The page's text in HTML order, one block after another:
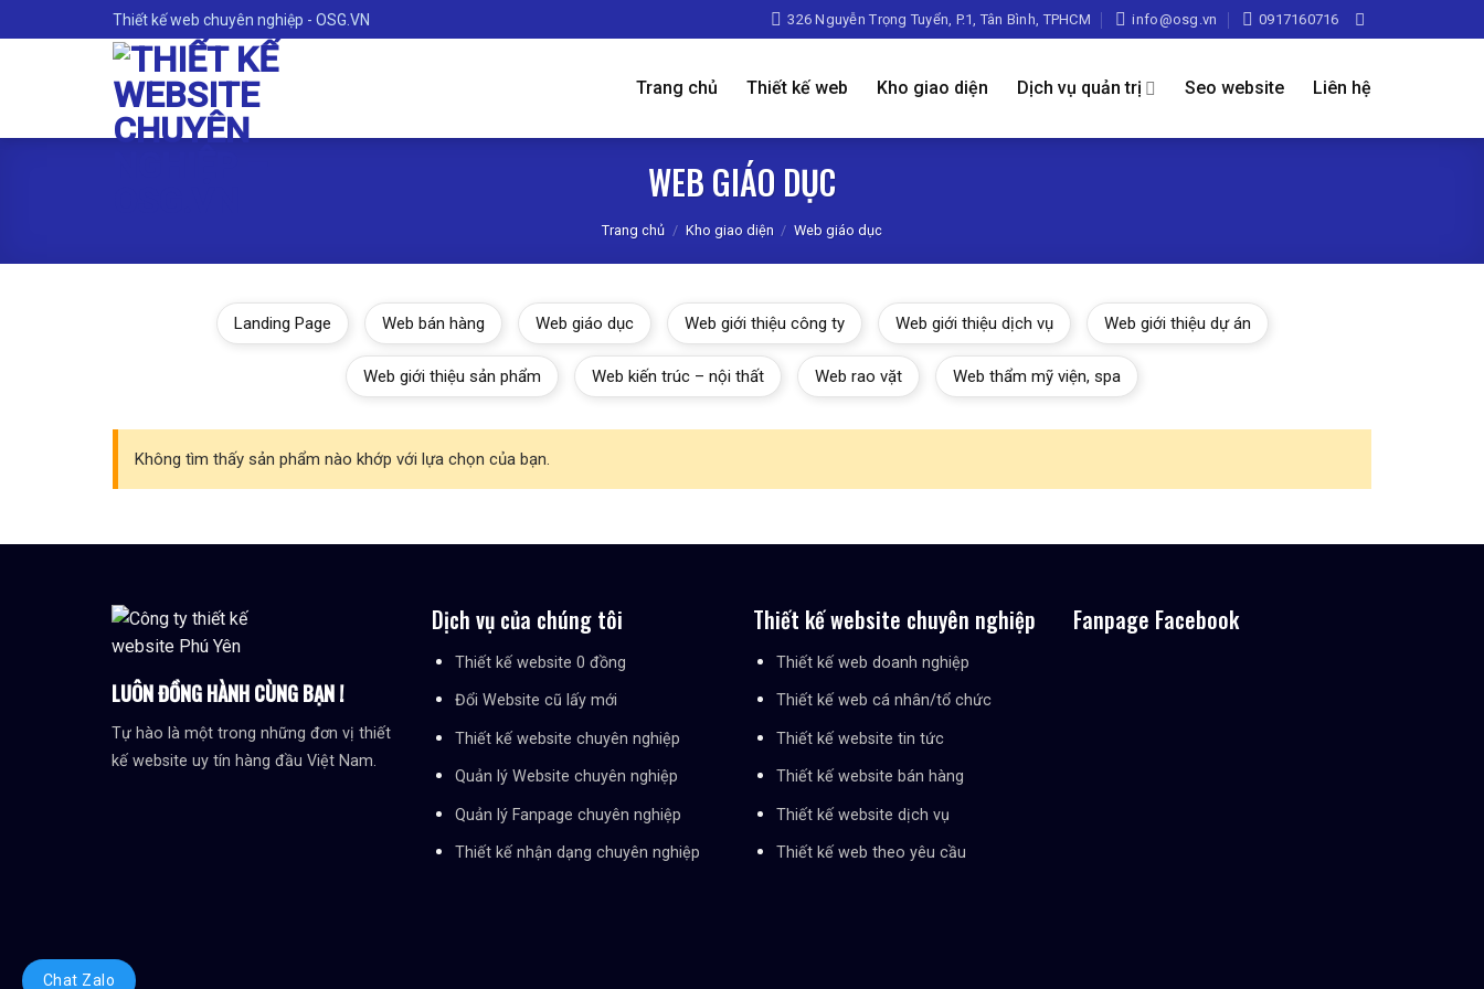
to
Thiết kế web chuyên nghiệp - OSG.VN 326 Nguyễn Trọng Tuyển, P.1, Tân Bình, TPHCM info@osg.vn 0917160716
Trang chủ Thiết kế web Kho giao diện Dịch vụ quản trị Seo website Liên hệ
WEB GIÁO DỤC
Trang chủ / Kho giao diện / Web giáo dục
Landing Page Web bán hàng Web giáo dục Web giới thiệu công ty Web giới thiệu dịch vụ Web giới thiệu dự án
Web giới thiệu sản phẩm Web kiến trúc – nội thất Web rao vặt Web thẩm mỹ viện, spa
Không tìm thấy sản phẩm nào khớp với lựa chọn của bạn.
LUÔN ĐỒNG HÀNH CÙNG BẠN !
Tự hào là một trong những đơn vị thiết
kế website uy tín hàng đầu Việt Nam.
Dịch vụ của chúng tôi
Thiết kế website 0 đồng
Đổi Website cũ lấy mới
Thiết kế website chuyên nghiệp
Quản lý Website chuyên nghiệp
Quản lý Fanpage chuyên nghiệp
Thiết kế nhận dạng chuyên nghiệp
Thiết kế website chuyên nghiệp
Thiết kế web doanh nghiệp
Thiết kế web cá nhân/tổ chức
Thiết kế website tin tức
Thiết kế website bán hàng
Thiết kế website dịch vụ
Thiết kế web theo yêu cầu
Fanpage Facebook
Chat Zalo